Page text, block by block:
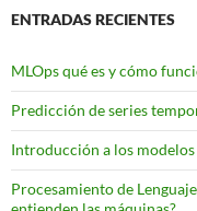
ENTRADAS RECIENTES
MLOps qué es y cómo
Predicción de series
Introducción a los
Procesamiento de